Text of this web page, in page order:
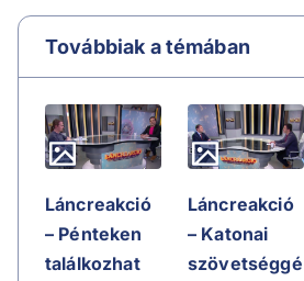
Továbbiak a témában
Láncreakció
– Pénteken
találkozhat
Láncreakció
– Katonai
szövetséggé